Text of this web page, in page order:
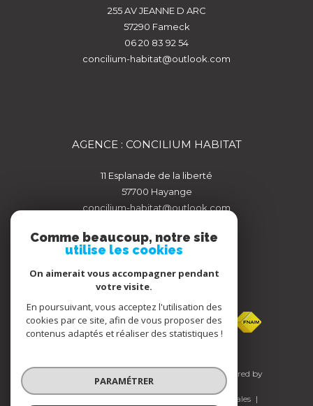
255 AV JEANNE D ARC
57290
fameck
06 20 83 92 54
concilium-habitat@outlook.com
AGENCE : CONCILIUM HABITAT
11 Esplanade de la liberté
57700
hayange
concilium-habitat@outlook.com
ADHÉRENTS
© 2026 | Tous droits réservés | Traduction powered by
Google |
Mentions légales
Comme beaucoup, notre site
utilise les cookies
On aimerait vous accompagner pendant
votre visite.
En poursuivant, vous acceptez l'utilisation des
cookies par ce site, afin de vous proposer des
contenus adaptés et réaliser des statistiques !
PARAMÉTRER